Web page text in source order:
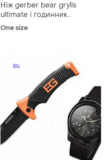
Ніж gerber bear grylls
ultimate і годинник
swissarmy
One size